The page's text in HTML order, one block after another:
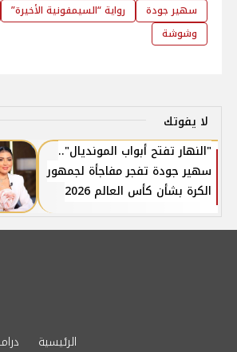
سهير جودة
رواية “السيمفونية الأخيرة”
وشوشة
لا يفوتك
"النهار تفتح أبواب المونديال"..
سهير جودة تفجر مفاجأة لجمهور
الكرة بشأن كأس العالم 2026
الرئيسية